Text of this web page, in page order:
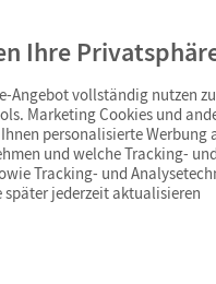
Ab
Ihre
Angebot vollständig nutzen
Marketing Cookies und
personalisierte Werbung
und welche Tracking-
Tracking- und
später jederzeit aktualisieren